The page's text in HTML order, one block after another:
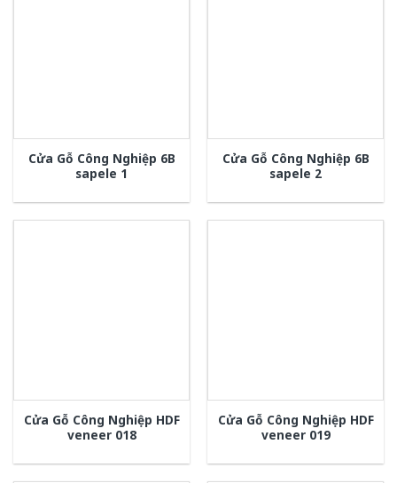
Cửa Gỗ Công Nghiệp 6B
sapele 1
Cửa Gỗ Công Nghiệp 6B
sapele 2
Cửa Gỗ Công Nghiệp HDF
veneer 018
Cửa Gỗ Công Nghiệp HDF
veneer 019